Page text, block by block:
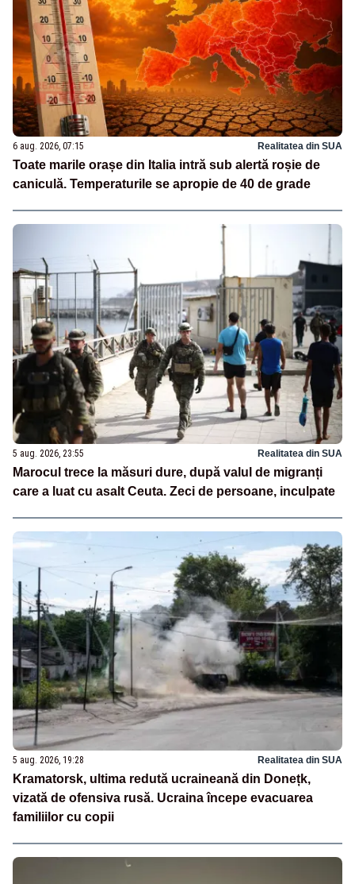
6 aug. 2026, 07:15 Realitatea din SUA
Toate marile orașe din Italia intră sub alertă roșie de
caniculă. Temperaturile se apropie de 40 de grade
5 aug. 2026, 23:55 Realitatea din SUA
Marocul trece la măsuri dure, după valul de migranți
care a luat cu asalt Ceuta. Zeci de persoane, inculpate
5 aug. 2026, 19:28 Realitatea din SUA
Kramatorsk, ultima redută ucraineană din Donețk,
vizată de ofensiva rusă. Ucraina începe evacuarea
familiilor cu copii